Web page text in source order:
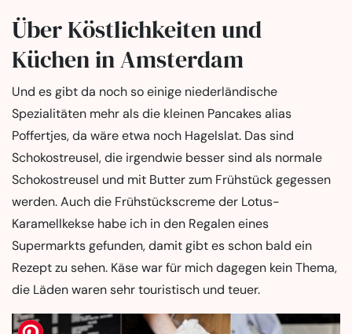
Über Köstlichkeiten und
Küchen in Amsterdam
Und es gibt da noch so einige niederländische
Spezialitäten mehr als die kleinen Pancakes alias
Poffertjes, da wäre etwa noch Hagelslat. Das sind
Schokostreusel, die irgendwie besser sind als normale
Schokostreusel und mit Butter zum Frühstück gegessen
werden. Auch die Frühstückscreme der Lotus-
Karamellkekse habe ich in den Regalen eines
Supermarkts gefunden, damit gibt es schon bald ein
Rezept zu sehen. Käse war für mich dagegen kein Thema,
die Läden waren sehr touristisch und teuer.